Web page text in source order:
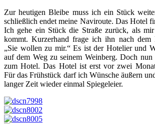
Zur heutigen Bleibe muss ich ein Stück
schließlich endet meine Naviroute. Das Hotel
Ich gehe ein Stück die Straße zurück, als
kommt. Kurzerhand frage ich ihn nach dem
„Sie wollen zu mir.“ Es ist der Hotelier und
auf dem Weg zu seinem Weinberg. Doch
zum Hotel. Das Hotel ist erst vor zwei
Für das Frühstück darf ich Wünsche äußern
langer Zeit wieder einmal Spiegeleier.